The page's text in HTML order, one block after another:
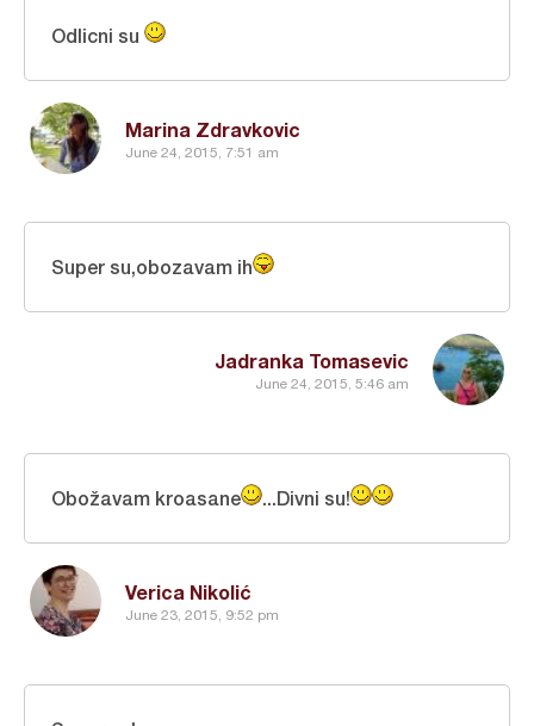
Marina Zdravkovic
June 24, 2015, 7:51 am
Odlicni su
Jadranka Tomasevic
June 24, 2015, 5:46 am
Super su,obozavam ih
Verica Nikolić
June 23, 2015, 9:52 pm
Obožavam kroasane ...Divni su!